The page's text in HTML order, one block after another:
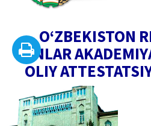
O‘ZBEKISTON
FANLAR
OLIY